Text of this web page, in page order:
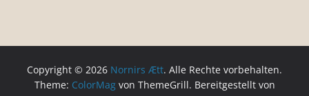
Copyright © 2026 Nornirs Ætt. Alle Rechte vorbehalten.
Theme: ColorMagvon ThemeGrill. Bereitgestellt von